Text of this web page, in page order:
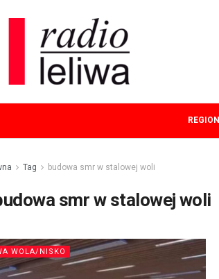
REGION
Tag budowa smr w stalowej woli
smr w stalowej woli
WOLA/NISKO